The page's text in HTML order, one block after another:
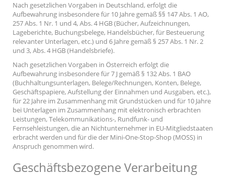
Nach gesetzlichen Vorgaben in Deutschland, erfolgt die
Aufbewahrung insbesondere für 10 Jahre gemäß §§ 147 Abs. 1 AO,
257 Abs. 1 Nr. 1 und 4, Abs. 4 HGB (Bücher, Aufzeichnungen,
Lageberichte, Buchungsbelege, Handelsbücher, für Besteuerung
relevanter Unterlagen, etc.) und 6 Jahre gemäß § 257 Abs. 1 Nr. 2
und 3, Abs. 4 HGB (Handelsbriefe).
Nach gesetzlichen Vorgaben in Österreich erfolgt die
Aufbewahrung insbesondere für 7 J gemäß § 132 Abs. 1 BAO
(Buchhaltungsunterlagen, Belege/Rechnungen, Konten, Belege,
Geschäftspapiere, Aufstellung der Einnahmen und Ausgaben, etc.),
für 22 Jahre im Zusammenhang mit Grundstücken und für 10 Jahre
bei Unterlagen im Zusammenhang mit elektronisch erbrachten
Leistungen, Telekommunikations-, Rundfunk- und
Fernsehleistungen, die an Nichtunternehmer in EU-Mitgliedstaaten
erbracht werden und für die der Mini-One-Stop-Shop (MOSS) in
Anspruch genommen wird.
Geschäftsbezogene Verarbeitung